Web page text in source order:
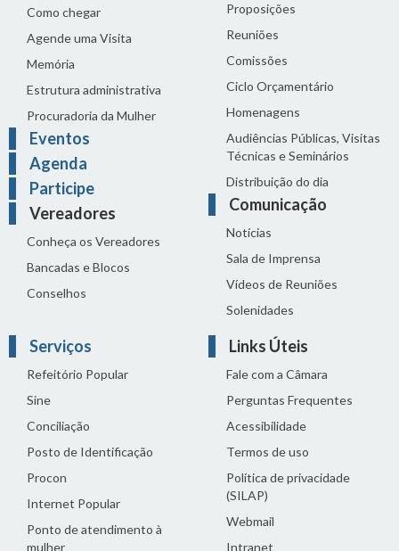
Como chegar
Agende uma Visita
Memória
Estrutura administrativa
Procuradoria da Mulher
Eventos
Agenda
Participe
Vereadores
Conheça os Vereadores
Bancadas e Blocos
Conselhos
Proposições
Reuniões
Comissões
Ciclo Orçamentário
Homenagens
Audiências Públicas, Visitas
Técnicas e Seminários
Distribuição do dia
Comunicação
Notícias
Sala de Imprensa
Vídeos de Reuniões
Solenidades
Serviços
Refeitório Popular
Sine
Conciliação
Posto de Identificação
Procon
Internet Popular
Ponto de atendimento à
mulher
Links Úteis
Fale com a Câmara
Perguntas Frequentes
Acessibilidade
Termos de uso
Política de privacidade
(SILAP)
Webmail
Intranet